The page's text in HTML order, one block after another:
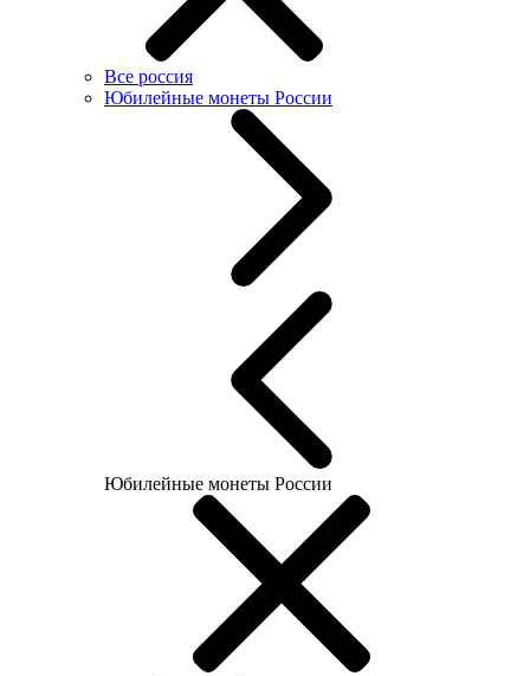
Все россия
Юбилейные монеты России
Юбилейные монеты России